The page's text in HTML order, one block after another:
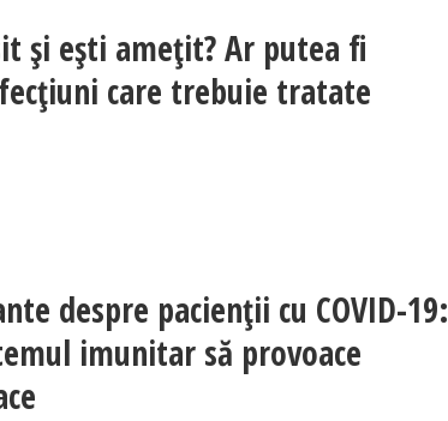
şi eşti ameţit? Ar putea fi
care trebuie tratate
despre pacienții cu COVID-19:
imunitar să provoace